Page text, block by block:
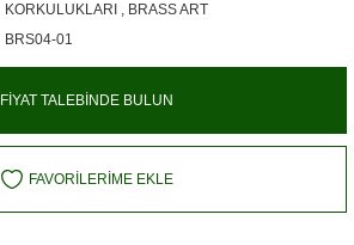
KORKULUKLARI , BRASS ART
BRS04-01
FİYAT TALEBİNDE BULUN